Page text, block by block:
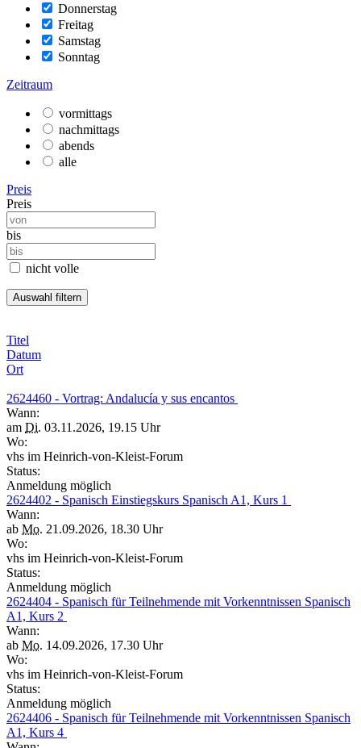
Donnerstag
Freitag
Samstag
Sonntag
Zeitraum
vormittags
nachmittags
abends
alle
Preis
Preis
bis
nicht volle
Titel
Datum
Ort
2624460 - Vortrag: Andalucía y sus encantos
Wann:
am Di. 03.11.2026, 19.15 Uhr
Wo:
vhs im Heinrich-von-Kleist-Forum
Status:
Anmeldung möglich
2624402 - Spanisch Einstiegskurs Spanisch A1, Kurs 1
Wann:
ab Mo. 21.09.2026, 18.30 Uhr
Wo:
vhs im Heinrich-von-Kleist-Forum
Status:
Anmeldung möglich
2624404 - Spanisch für Teilnehmende mit Vorkenntnissen Spanisch
A1, Kurs 2
Wann:
ab Mo. 14.09.2026, 17.30 Uhr
Wo:
vhs im Heinrich-von-Kleist-Forum
Status:
Anmeldung möglich
2624406 - Spanisch für Teilnehmende mit Vorkenntnissen Spanisch
A1, Kurs 4